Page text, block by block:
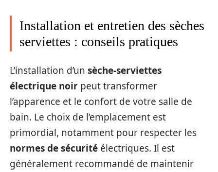
Installation et entretien des sèches
serviettes : conseils pratiques
L’installation d’un sèche-serviettes
électrique noir peut transformer
l’apparence et le confort de votre salle de
bain. Le choix de l’emplacement est
primordial, notamment pour respecter les
normes de sécurité électriques. Il est
généralement recommandé de maintenir